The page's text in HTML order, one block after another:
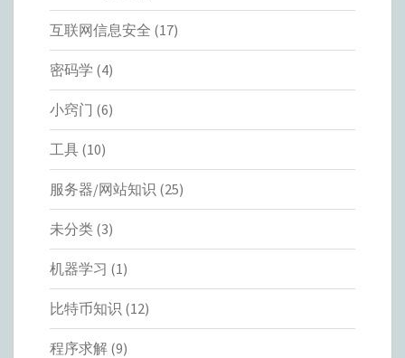
互联网信息安全 (17)
密码学 (4)
小窍门 (6)
工具 (10)
服务器/网站知识 (25)
未分类 (3)
机器学习 (1)
比特币知识 (12)
程序求解 (9)